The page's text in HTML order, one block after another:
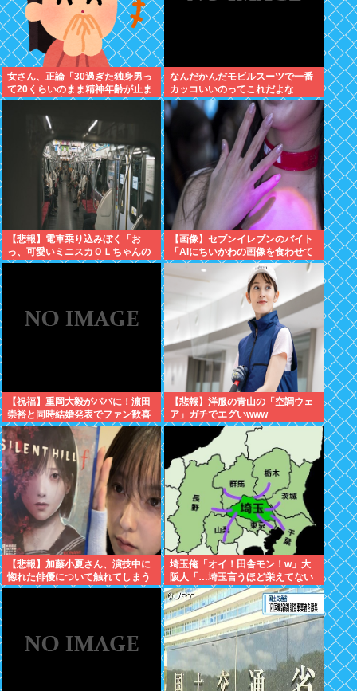
女さん、正論「30過ぎた独身男っ
て20くらいのまま精神年齢が止ま
っていて気持ち悪い」話題にwww
なんだかんだモビルスーツで一番
カッコいいのってこれだよな
【悲報】電車乗り込みぼく「お
っ、可愛いミニスカＯＬちゃんの
隣あいてんじゃん！座ったろ！」
【画像】セブンイレブンのバイト
「AIにちいかわの画像を食わせて
っと…できた！」⇒！
【祝福】重岡大毅がパパに！濵田
崇裕と同時結婚発表でファン歓喜
【悲報】洋服の青山の「空調ウェ
ア」ガチでエグいwww
【悲報】加藤小夏さん、演技中に
惚れた俳優について触れてしまう
埼玉俺「オイ！田舎モン！w」大
阪人「…埼玉言うほど栄えてない
やん」俺「でも、西やんw」